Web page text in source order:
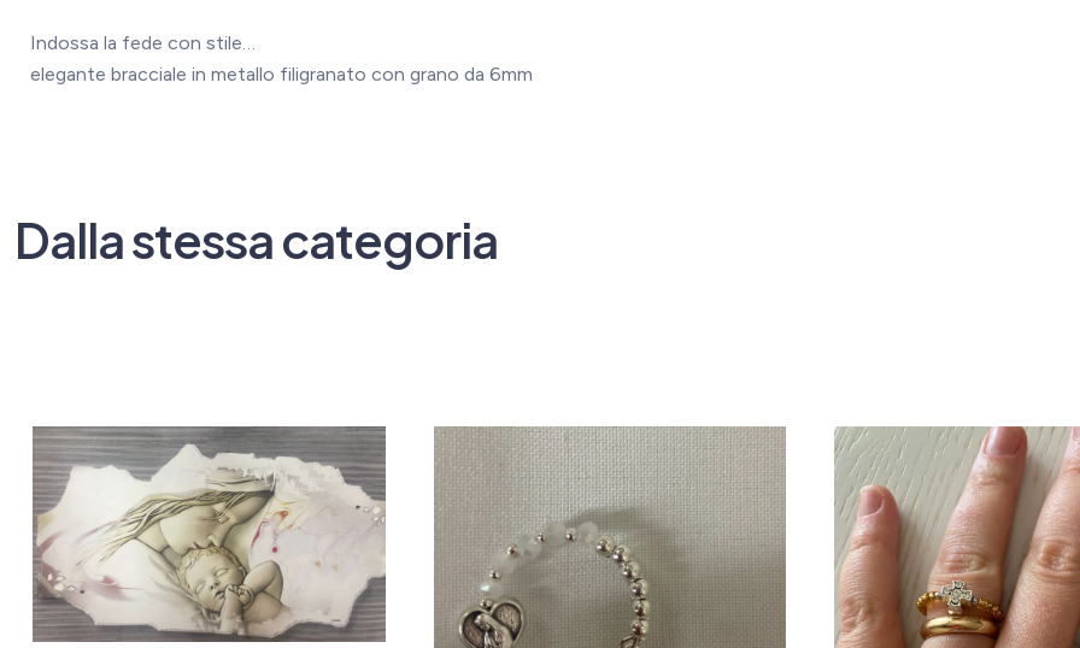
Indossa la fede con stile…
elegante bracciale in metallo filigranato con grano da 6mm
Dalla stessa categoria